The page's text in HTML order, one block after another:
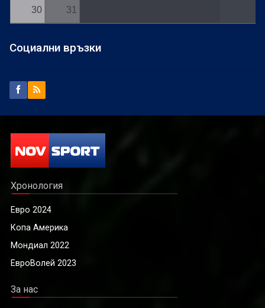
30 31
Социални връзки
Хронология
Евро 2024
Копа Америка
Мондиал 2022
ЕвроВолей 2023
За нас